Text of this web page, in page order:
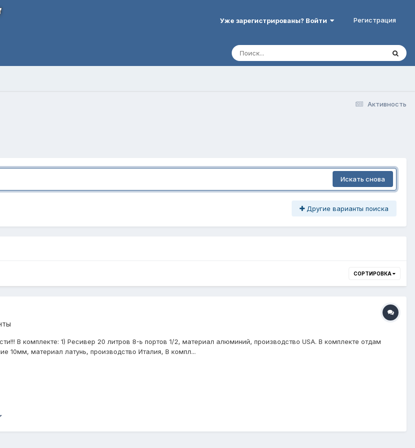
Уже зарегистрированы? Войти Регистрация
Активность
Искать снова
Другие варианты поиска
СОРТИРОВКА
В комплекте: 1) Ресивер 20 литров 8-ь портов 1/2, материал алюминий, производство USA. В комплекте отдам
10мм, материал латунь, производство Италия, В компл...